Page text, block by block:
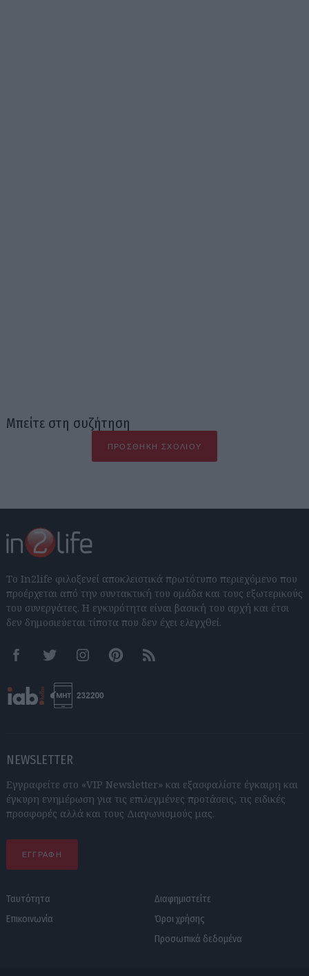
Μπείτε στη συζήτηση
ΠΡΟΣΘΉΚΗ ΣΧΟΛΊΟΥ
Το In2life φιλοξενεί αποκλειστικά πρωτότυπο περιεχόμενο που
προέρχεται από την συντακτική του ομάδα και τους εξωτερικούς
του συνεργάτες. Η εγκυρότητα είναι βασική του αρχή και έτσι
δεν δημοσιεύεται τίποτα που δεν έχει ελεγχθεί.
FacebookTwitter InstagramPinterestRSS feeds
NEWSLETTER
Εγγραφείτε στο «VIP Newsletter» και εξασφαλίστε έγκαιρη και
έγκυρη ενημέρωση για τις επιλεγμένες προτάσεις, τις ειδικές
προσφορές αλλά και τους Διαγωνισμούς μας.
ΕΓΓΡΑΦΗ
Ταυτότητα
Επικοινωνία
Διαφημιστείτε
Όροι χρήσης
Προσωπικά δεδομένα